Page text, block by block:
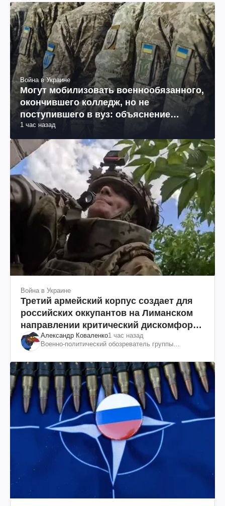
Война в Украине
Могут мобилизовать военнообязанного,
окончившего колледж, но не
поступившего в вуз: объяснение
юриста
1 час назад
Война в Украине
Третий армейский корпус создает для
российских оккупантов на Лиманском
направлении критический дискомфорт:
как это удалось
Александр Коваленко1 час назад
Военно-политический обозреватель группы